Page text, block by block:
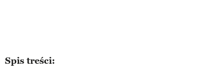
Spis treści: